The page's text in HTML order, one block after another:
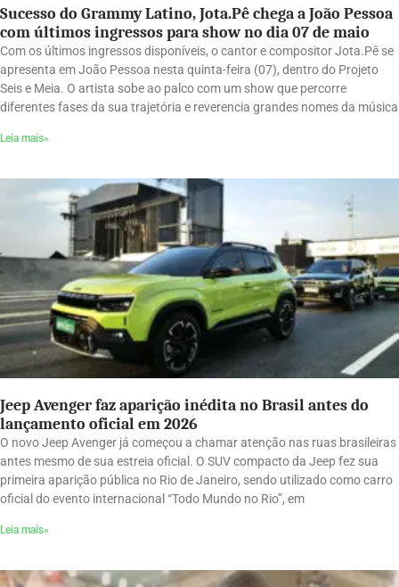
Sucesso do Grammy Latino, Jota.Pê chega a João Pessoa
com últimos ingressos para show no dia 07 de maio
Com os últimos ingressos disponíveis, o cantor e compositor Jota.Pê se
apresenta em João Pessoa nesta quinta-feira (07), dentro do Projeto
Seis e Meia. O artista sobe ao palco com um show que percorre
diferentes fases da sua trajetória e reverencia grandes nomes da música
Leia mais»
Jeep Avenger faz aparição inédita no Brasil antes do
lançamento oficial em 2026
O novo Jeep Avenger já começou a chamar atenção nas ruas brasileiras
antes mesmo de sua estreia oficial. O SUV compacto da Jeep fez sua
primeira aparição pública no Rio de Janeiro, sendo utilizado como carro
oficial do evento internacional “Todo Mundo no Rio”, em
Leia mais»